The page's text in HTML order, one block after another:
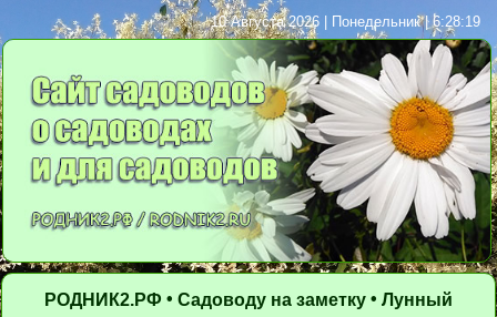
10 Августа 2026 | Понедельник | 6:28:19
РОДНИК2.РФ • Садоводу на заметку • Лунный